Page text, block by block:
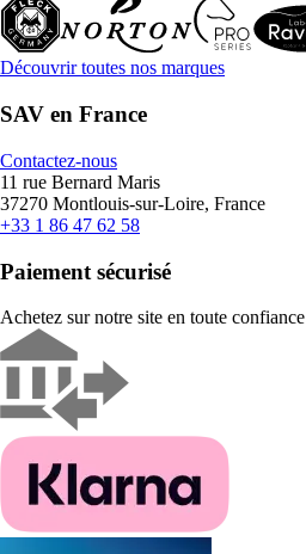
Découvrir toutes nos marques
SAV en France
Contactez-nous
11 rue Bernard Maris
37270 Montlouis-sur-Loire, France
+33 1 86 47 62 58
Paiement sécurisé
Achetez sur notre site en toute confiance